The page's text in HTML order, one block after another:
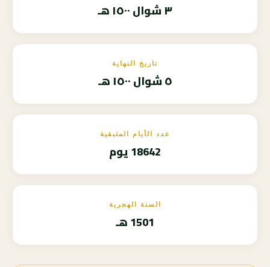
٣ شوال ١٥٠٠ هـ
تاريخ النهاية
٥ شوال ١٥٠٠ هـ
عدد الأيام المتبقية
18642 يوم
السنة الهجرية
1501 هـ